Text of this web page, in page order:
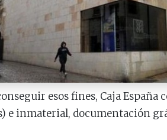
esos fines, Caja
e inmaterial, documentación